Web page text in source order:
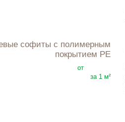
покрытием PE
от
за 1 м²